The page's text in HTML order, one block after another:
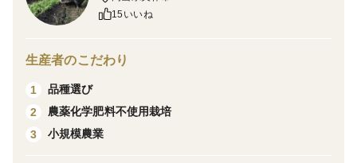
朝夕の厳しい冷え込み。
そんな寒暖差が大きい地域でじっくり育った野菜です。
より自然に近い栽培を心掛け、
農薬・化学肥料は使わずに栽培しています。
※生育状況、天候などにより発送まで2〜4日かかる場合
15いいね
生産者のこだわり
1
品種選び
2
農薬化学肥料不使用栽培
3
小規模農業